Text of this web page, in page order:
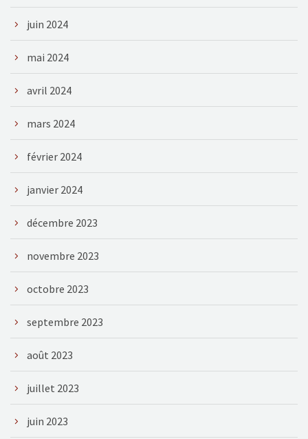
juin 2024
mai 2024
avril 2024
mars 2024
février 2024
janvier 2024
décembre 2023
novembre 2023
octobre 2023
septembre 2023
août 2023
juillet 2023
juin 2023